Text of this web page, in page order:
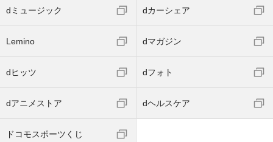
dミュージック dカーシェア
Lemino dマガジン
dヒッツ dフォト
dアニメストア dヘルスケア
ドコモスポーツくじ